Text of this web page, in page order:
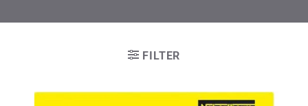
FILTER